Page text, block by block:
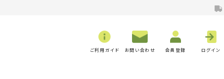
ご利用ガイド お問い合わせ 会員登録 ログイン